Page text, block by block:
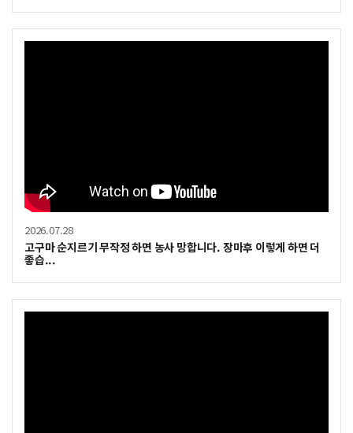
2026.07.28
고구마 순지르기 무작정 하면 농사 망합니다. 장마후 이렇게 하면 더
좋습...